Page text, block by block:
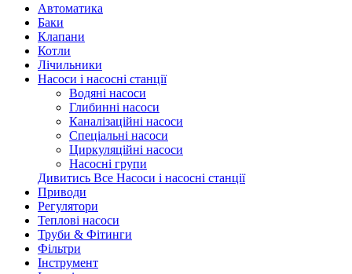
Автоматика
Баки
Клапани
Котли
Лічильники
Насоси і насосні станції
Водяні насоси
Глибинні насоси
Каналізаційні насоси
Спеціальні насоси
Циркуляційні насоси
Насосні групи
Дивитись Все Насоси і насосні станції
Приводи
Регулятори
Теплові насоси
Труби & Фітинги
Фільтри
Інструмент